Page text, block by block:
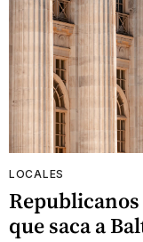
LOCALES
que saca a